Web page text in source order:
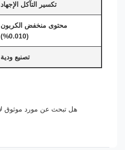
تكسير التآكل الإجهاد
محتوى منخفض الكربون
(0.010%)
تصنيع ودية